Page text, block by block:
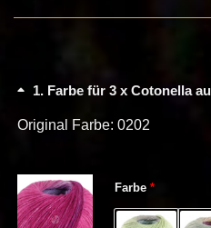
1 Farbe für 3 x Cotonella
Original Farbe: 0202
Farbe (für
*